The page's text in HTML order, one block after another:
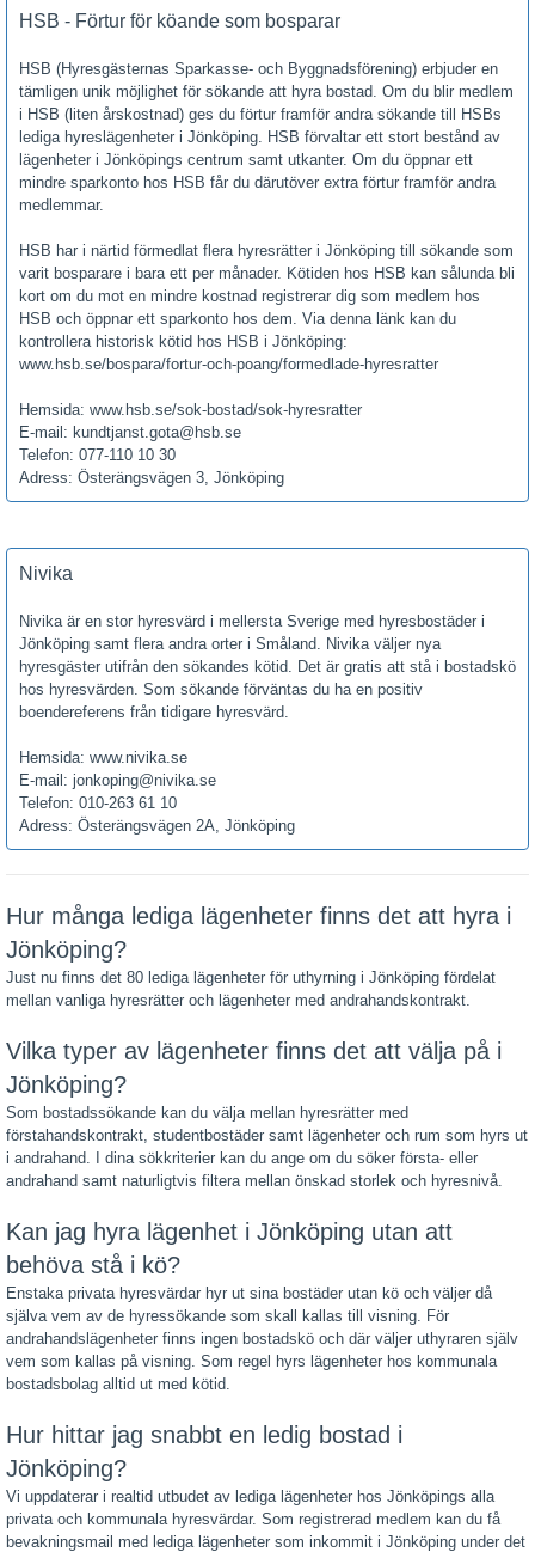
HSB - Förtur för köande som bosparar
HSB (Hyresgästernas Sparkasse- och Byggnadsförening) erbjuder en
tämligen unik möjlighet för sökande att hyra bostad. Om du blir medlem
i HSB (liten årskostnad) ges du förtur framför andra sökande till HSBs
lediga hyreslägenheter i Jönköping. HSB förvaltar ett stort bestånd av
lägenheter i Jönköpings centrum samt utkanter. Om du öppnar ett
mindre sparkonto hos HSB får du därutöver extra förtur framför andra
medlemmar.
HSB har i närtid förmedlat flera hyresrätter i Jönköping till sökande som
varit bosparare i bara ett per månader. Kötiden hos HSB kan sålunda bli
kort om du mot en mindre kostnad registrerar dig som medlem hos
HSB och öppnar ett sparkonto hos dem. Via denna länk kan du
kontrollera historisk kötid hos HSB i Jönköping:
www.hsb.se/bospara/fortur-och-poang/formedlade-hyresratter
Hemsida: www.hsb.se/sok-bostad/sok-hyresratter
E-mail: kundtjanst.gota@hsb.se
Telefon: 077-110 10 30
Adress: Österängsvägen 3, Jönköping
Nivika
Nivika är en stor hyresvärd i mellersta Sverige med hyresbostäder i
Jönköping samt flera andra orter i Småland. Nivika väljer nya
hyresgäster utifrån den sökandes kötid. Det är gratis att stå i bostadskö
hos hyresvärden. Som sökande förväntas du ha en positiv
boendereferens från tidigare hyresvärd.
Hemsida: www.nivika.se
E-mail: jonkoping@nivika.se
Telefon: 010-263 61 10
Adress: Österängsvägen 2A, Jönköping
Hur många lediga lägenheter finns det att hyra i
Jönköping?
Just nu finns det 80 lediga lägenheter för uthyrning i Jönköping fördelat
mellan vanliga hyresrätter och lägenheter med andrahandskontrakt.
Vilka typer av lägenheter finns det att välja på i
Jönköping?
Som bostadssökande kan du välja mellan hyresrätter med
förstahandskontrakt, studentbostäder samt lägenheter och rum som hyrs ut
i andrahand. I dina sökkriterier kan du ange om du söker första- eller
andrahand samt naturligtvis filtera mellan önskad storlek och hyresnivå.
Kan jag hyra lägenhet i Jönköping utan att
behöva stå i kö?
Enstaka privata hyresvärdar hyr ut sina bostäder utan kö och väljer då
själva vem av de hyressökande som skall kallas till visning. För
andrahandslägenheter finns ingen bostadskö och där väljer uthyraren själv
vem som kallas på visning. Som regel hyrs lägenheter hos kommunala
bostadsbolag alltid ut med kötid.
Hur hittar jag snabbt en ledig bostad i
Jönköping?
Vi uppdaterar i realtid utbudet av lediga lägenheter hos Jönköpings alla
privata och kommunala hyresvärdar. Som registrerad medlem kan du få
bevakningsmail med lediga lägenheter som inkommit i Jönköping under det